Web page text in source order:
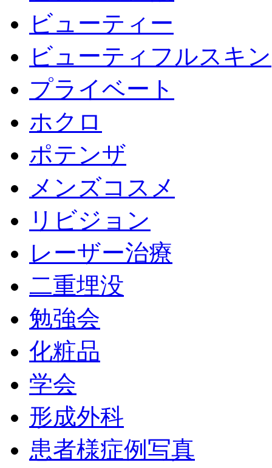
ビューティー
ビューティフルスキン
プライベート
ホクロ
ポテンザ
メンズコスメ
リビジョン
レーザー治療
二重埋没
勉強会
化粧品
学会
形成外科
患者様症例写真